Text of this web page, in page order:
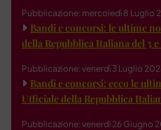
Pubblicazione: mercoledì 8 Luglio
Bandi e concorsi: le ultime
della Repubblica Italiana del 3
Pubblicazione: venerdì 3 Luglio
Bandi e concorsi: ecco le
Ufficiale della Repubblica
Pubblicazione: venerdì 26 Giugno